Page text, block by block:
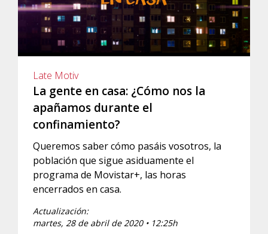
Late Motiv
La gente en casa: ¿Cómo nos la
apañamos durante el
confinamiento?
Queremos saber cómo pasáis vosotros, la
población que sigue asiduamente el
programa de Movistar+, las horas
encerrados en casa.
Actualización:
martes, 28 de abril de 2020 • 12:25h